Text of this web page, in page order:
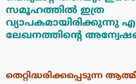
സമൂഹത്തില്‍ ഇത്ര
ലേഖനത്തിന്റെ
തെറ്റിദ്ധരിക്കപ്പെടുന്ന